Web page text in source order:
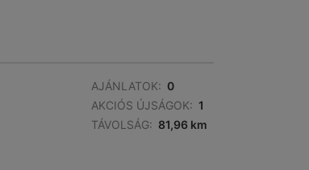
AJÁNLATOK: 0
AKCIÓS ÚJSÁGOK: 1
TÁVOLSÁG: 81,96 km